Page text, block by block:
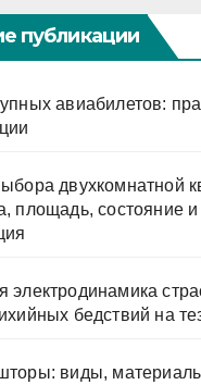
публикации
авиабилетов:
двухкомнатной
площадь, состояние и
электродинамика
бедствий на
виды,